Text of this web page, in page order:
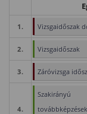
1. Vizsgaidőszak
2. Vizsgaidőszak
3. Záróvizsga
4.
Szakirányú
továbbképzések